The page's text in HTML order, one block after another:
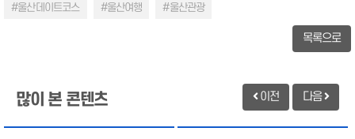
#울산데이트코스 #울산여행 #울산관광
목록으로
많이 본 콘텐츠 이전 다음